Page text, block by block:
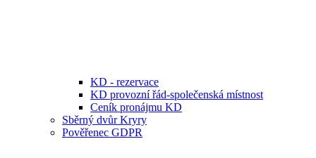
KD - rezervace
KD provozní řád-společenská místnost
Ceník pronájmu KD
Sběrný dvůr Kryry
Pověřenec GDPR